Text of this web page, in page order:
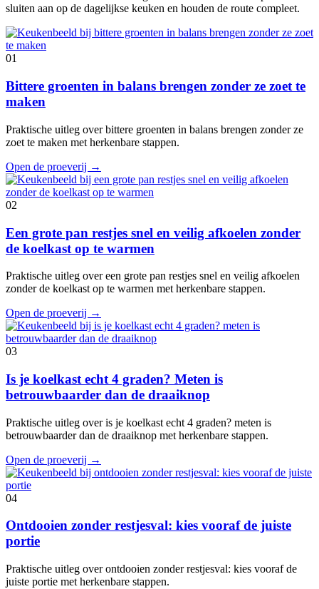
sluiten aan op de dagelijkse keuken en houden de route compleet.
01
Bittere groenten in balans brengen zonder ze zoet te
maken
Praktische uitleg over bittere groenten in balans brengen zonder ze
zoet te maken met herkenbare stappen.
Open de proeverij →
02
Een grote pan restjes snel en veilig afkoelen zonder
de koelkast op te warmen
Praktische uitleg over een grote pan restjes snel en veilig afkoelen
zonder de koelkast op te warmen met herkenbare stappen.
Open de proeverij →
03
Is je koelkast echt 4 graden? Meten is
betrouwbaarder dan de draaiknop
Praktische uitleg over is je koelkast echt 4 graden? meten is
betrouwbaarder dan de draaiknop met herkenbare stappen.
Open de proeverij →
04
Ontdooien zonder restjesval: kies vooraf de juiste
portie
Praktische uitleg over ontdooien zonder restjesval: kies vooraf de
juiste portie met herkenbare stappen.